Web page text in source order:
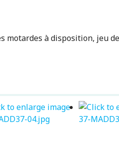
à disposition, jeu